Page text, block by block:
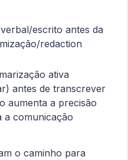
escrito antes da
redaction
ativa
antes de transcrever
aumenta a precisão
comunicação
o caminho para